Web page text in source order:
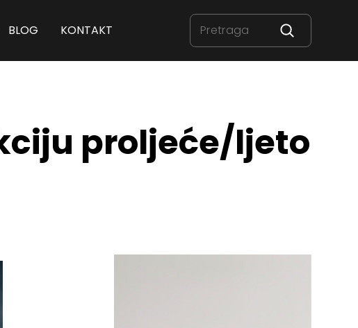
BLOG KONTAKT
proljeće/ljeto